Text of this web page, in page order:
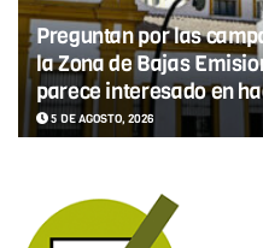
Preguntan por las
la Zona de Bajas
parece interesado en
5 DE AGOSTO, 2026